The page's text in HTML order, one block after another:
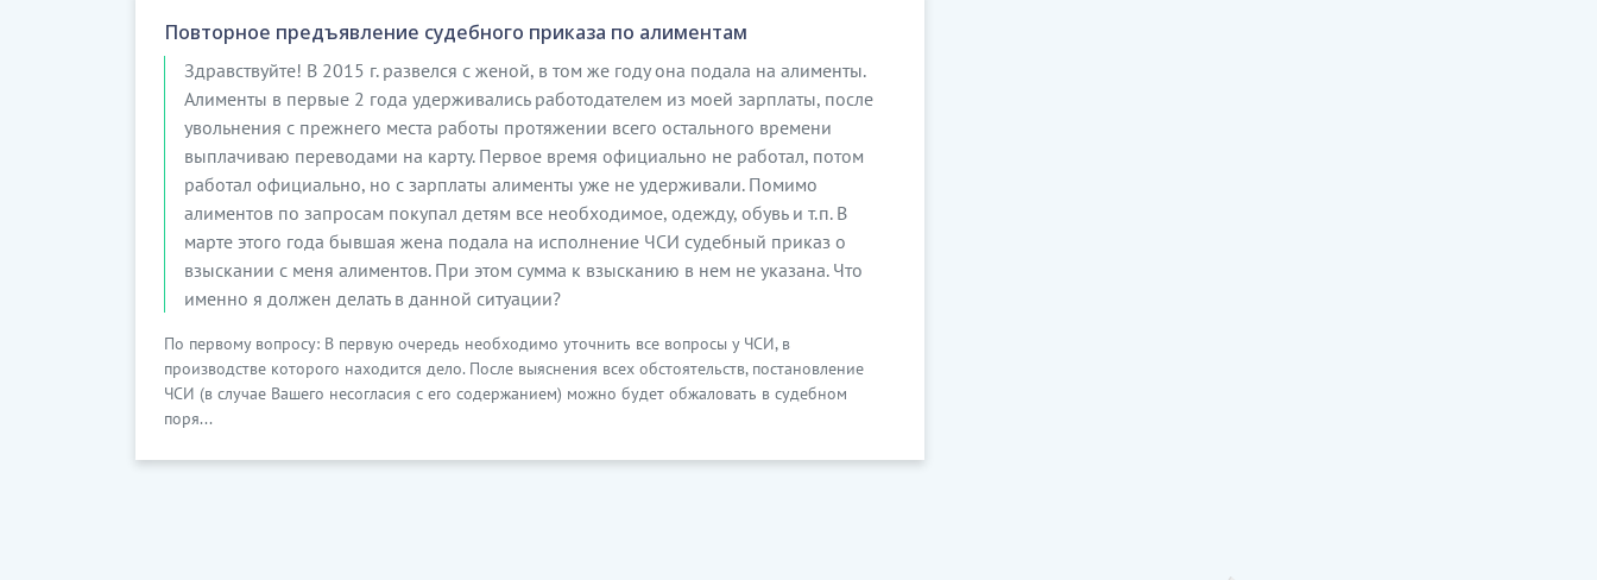
Повторное предъявление судебного приказа по алиментам
Здравствуйте! В 2015 г. развелся с женой, в том же году она подала на алименты.
Алименты в первые 2 года удерживались работодателем из моей зарплаты, после
увольнения с прежнего места работы протяжении всего остального времени
выплачиваю переводами на карту. Первое время официально не работал, потом
работал официально, но с зарплаты алименты уже не удерживали. Помимо
алиментов по запросам покупал детям все необходимое, одежду, обувь и т.п. В
марте этого года бывшая жена подала на исполнение ЧСИ судебный приказ о
взыскании с меня алиментов. При этом сумма к взысканию в нем не указана. Что
именно я должен делать в данной ситуации?
По первому вопросу: В первую очередь необходимо уточнить все вопросы у ЧСИ, в
производстве которого находится дело. После выяснения всех обстоятельств, постановление
ЧСИ (в случае Вашего несогласия с его содержанием) можно будет обжаловать в судебном
поря...